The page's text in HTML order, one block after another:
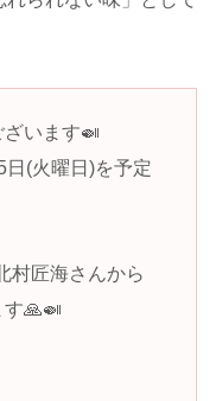
います🍛
(火曜日)を予定
村匠海さんから
🙏🍛